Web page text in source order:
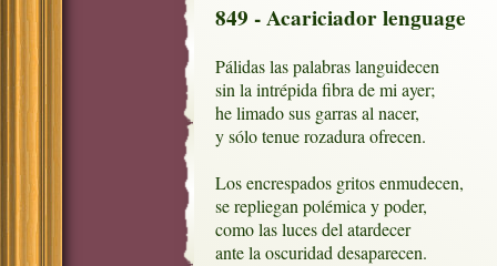
849 - Acariciador lenguage
Pálidas las palabras languidecen
sin la intrépida fibra de mi ayer;
he limado sus garras al nacer,
y sólo tenue rozadura ofrecen.
Los encrespados gritos enmudecen,
se repliegan polémica y poder,
como las luces del atardecer
ante la oscuridad desaparecen.